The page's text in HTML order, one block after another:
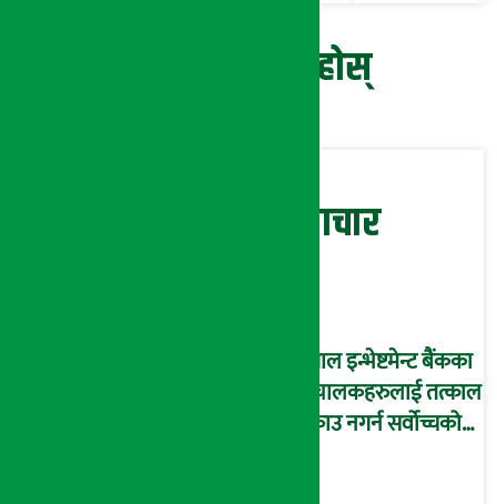
प्रतिक्रिया दिनुहोस्
सम्बन्धित समाचार
नेपाल इन्भेष्टमेन्ट बैंकका
संचालकहरुलाई तत्काल
पक्राउ नगर्न सर्वोच्चको